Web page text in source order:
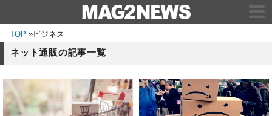
TOP »ビジネス
ネット通販の記事一覧